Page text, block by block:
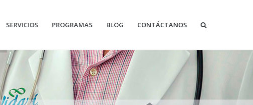
SERVICIOS PROGRAMAS BLOG CONTÁCTANOS